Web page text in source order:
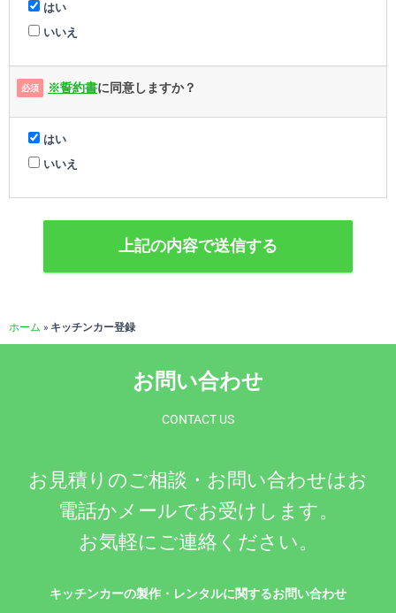
はい
いいえ
必須 ※誓約書に同意しますか？
はい
いいえ
ホーム » キッチンカー登録
お問い合わせ
CONTACT US
お見積りのご相談・お問い合わせはお
電話かメールでお受けします。
お気軽にご連絡ください。
キッチンカーの製作・レンタルに関するお問い合わせ